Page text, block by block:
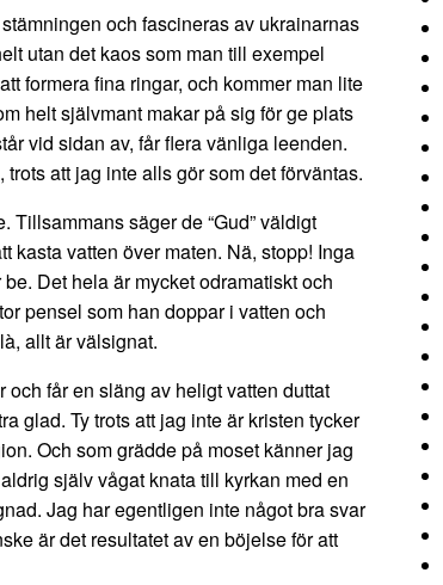
och fascineras av ukrainarnas
utan det kaos som man till exempel
formera fina ringar, och kommer man lite
helt självmant makar på sig för ge plats
vid sidan av, får flera vänliga leenden.
att jag inte alls gör som det förväntas.
Tillsammans säger de “Gud” väldigt
kasta vatten över maten. Nä, stopp! Inga
Det hela är mycket odramatiskt och
pensel som han doppar i vatten och
allt är välsignat.
får en släng av heligt vatten duttat
glad. Ty trots att jag inte är kristen tycker
Och som grädde på moset känner jag
själv vågat knata till kyrkan med en
Jag har egentligen inte något bra svar
är det resultatet av en böjelse för att